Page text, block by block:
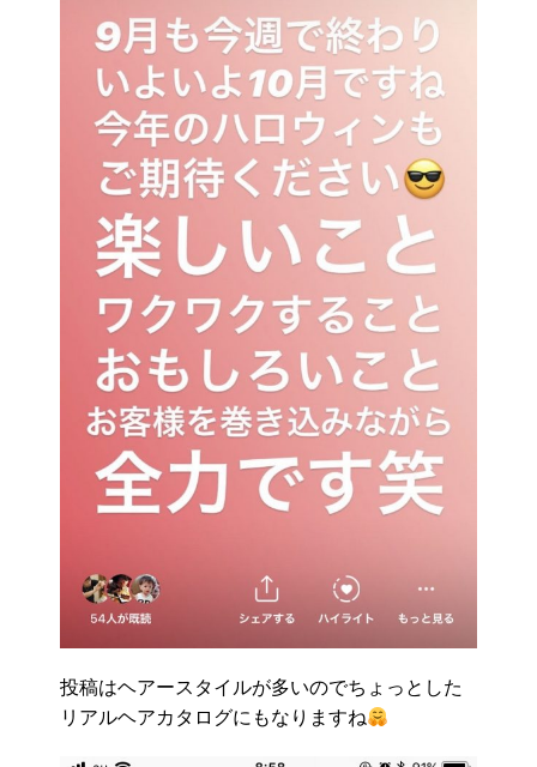
投稿はヘアースタイルが多いのでちょっとした
リアルヘアカタログにもなりますね